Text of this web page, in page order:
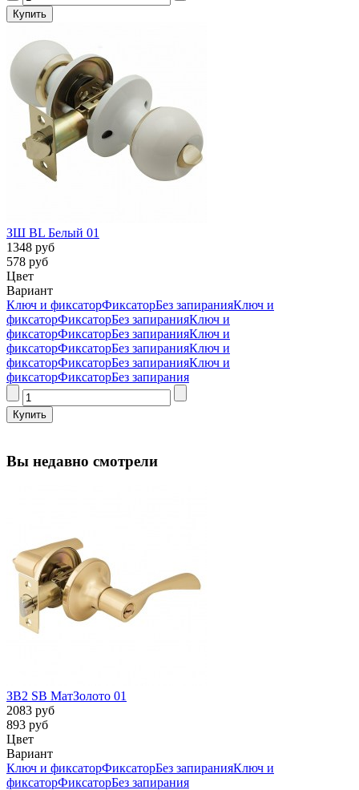
ЗШ BL Белый 01
1348 руб
578 руб
Цвет
Вариант
Ключ и фиксаторФиксаторБез запиранияКлюч и
фиксаторФиксаторБез запиранияКлюч и
фиксаторФиксаторБез запиранияКлюч и
фиксаторФиксаторБез запиранияКлюч и
фиксаторФиксаторБез запиранияКлюч и
фиксаторФиксаторБез запирания
Вы недавно смотрели
ЗВ2 SB МатЗолото 01
2083 руб
893 руб
Цвет
Вариант
Ключ и фиксаторФиксаторБез запиранияКлюч и
фиксаторФиксаторБез запирания